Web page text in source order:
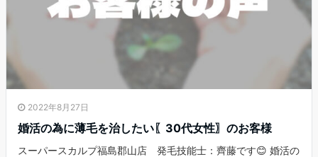
2022年8月27日
婚活の為に薄毛を治したい〖30代女性〗のお客様
スーパースカルプ福島郡山店 発毛技能士：齊藤です😊 婚活の